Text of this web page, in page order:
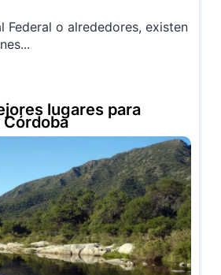
Federal o alrededores, existen
lugares para